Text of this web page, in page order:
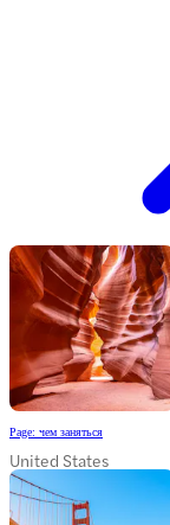
Page: чем заняться
United States